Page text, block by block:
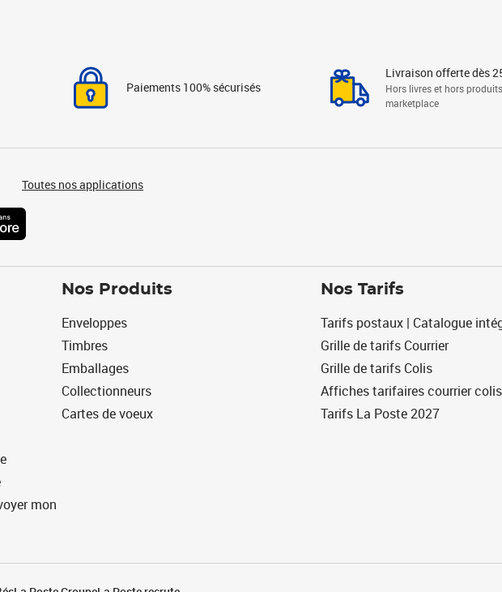
Paiements 100% sécurisés
Livraison offerte dès
Hors livres et hors produits
marketplace
Toutes nos applications
mon
Nos Produits
Enveloppes
Timbres
Emballages
Collectionneurs
Cartes de voeux
Nos Tarifs
Tarifs postaux | Catalogue
Grille de tarifs Courrier
Grille de tarifs Colis
Affiches tarifaires courrier colis
Tarifs La Poste 2027